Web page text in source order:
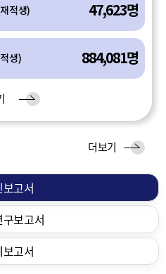
적생) 47,623명
생) 884,081명
고서
보고서
고서
간
물
더보기